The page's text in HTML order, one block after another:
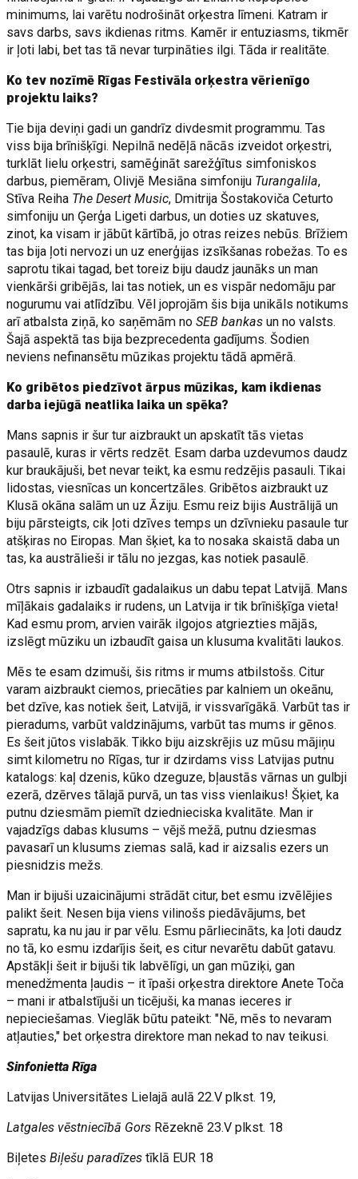
minimums, lai varētu nodrošināt orķestra līmeni. Katram ir
savs darbs, savs ikdienas ritms. Kamēr ir entuziasms, tikmēr
ir ļoti labi, bet tas tā nevar turpināties ilgi. Tāda ir realitāte.
Ko tev nozīmē Rīgas Festivāla orķestra vērienīgo
projektu laiks?
Tie bija deviņi gadi un gandrīz divdesmit programmu. Tas
viss bija brīnišķīgi. Nepilnā nedēļā nācās izveidot orķestri,
turklāt lielu orķestri, samēģināt sarežģītus simfoniskos
darbus, piemēram, Olivjē Mesiāna simfoniju Turangalila,
Stīva Reiha The Desert Music, Dmitrija Šostakoviča Ceturto
simfoniju un Ģerģa Ligeti darbus, un doties uz skatuves,
zinot, ka visam ir jābūt kārtībā, jo otras reizes nebūs. Brīžiem
tas bija ļoti nervozi un uz enerģijas izsīkšanas robežas. To es
saprotu tikai tagad, bet toreiz biju daudz jaunāks un man
vienkārši gribējās, lai tas notiek, un es vispār nedomāju par
nogurumu vai atlīdzību. Vēl joprojām šis bija unikāls notikums
arī atbalsta ziņā, ko saņēmām noSEB bankas un no valsts.
Šajā aspektā tas bija bezprecedenta gadījums. Šodien
neviens nefinansētu mūzikas projektu tādā apmērā.
Ko gribētos piedzīvot ārpus mūzikas, kam ikdienas
darba iejūgā neatlika laika un spēka?
Mans sapnis ir šur tur aizbraukt un apskatīt tās vietas
pasaulē, kuras ir vērts redzēt. Esam darba uzdevumos daudz
kur braukājuši, bet nevar teikt, ka esmu redzējis pasauli. Tikai
lidostas, viesnīcas un koncertzāles. Gribētos aizbraukt uz
Klusā okāna salām un uz Āziju. Esmu reiz bijis Austrālijā un
biju pārsteigts, cik ļoti dzīves temps un dzīvnieku pasaule tur
atšķiras no Eiropas. Man šķiet, ka to nosaka skaistā daba un
tas, ka austrālieši ir tālu no jezgas, kas notiek pasaulē.
Otrs sapnis ir izbaudīt gadalaikus un dabu tepat Latvijā. Mans
mīļākais gadalaiks ir rudens, un Latvija ir tik brīnišķīga vieta!
Kad esmu prom, arvien vairāk ilgojos atgriezties mājās,
izslēgt mūziku un izbaudīt gaisa un klusuma kvalitāti laukos.
Mēs te esam dzimuši, šis ritms ir mums atbilstošs. Citur
varam aizbraukt ciemos, priecāties par kalniem un okeānu,
bet dzīve, kas notiek šeit, Latvijā, ir vissvarīgākā. Varbūt tas ir
pieradums, varbūt valdzinājums, varbūt tas mums ir gēnos.
Es šeit jūtos vislabāk. Tikko biju aizskrējis uz mūsu mājiņu
simt kilometru no Rīgas, tur ir dzirdams viss Latvijas putnu
katalogs: kaļ dzenis, kūko dzeguze, bļaustās vārnas un gulbji
ezerā, dzērves tālajā purvā, un tas viss vienlaikus! Šķiet, ka
putnu dziesmām piemīt dziednieciska kvalitāte. Man ir
vajadzīgs dabas klusums – vējš mežā, putnu dziesmas
pavasarī un klusums ziemas salā, kad ir aizsalis ezers un
piesnidzis mežs.
Man ir bijuši uzaicinājumi strādāt citur, bet esmu izvēlējies
palikt šeit. Nesen bija viens vilinošs piedāvājums, bet
sapratu, ka nu jau ir par vēlu. Esmu pārliecināts, ka ļoti daudz
no tā, ko esmu izdarījis šeit, es citur nevarētu dabūt gatavu.
Apstākļi šeit ir bijuši tik labvēlīgi, un gan mūziķi, gan
menedžmenta ļaudis – it īpaši orķestra direktore Anete Toča
– mani ir atbalstījuši un ticējuši, ka manas ieceres ir
nepieciešamas. Vieglāk būtu pateikt: "Nē, mēs to nevaram
atļauties," bet orķestra direktore man nekad to nav teikusi.
Sinfonietta Rīga
Latvijas Universitātes Lielajā aulā 22.V plkst. 19,
Latgales vēstniecībā Gors Rēzeknē 23.V plkst. 18
BiļetesBiļešu paradīzes tīklā EUR 18